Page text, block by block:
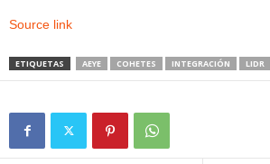
Source link
ETIQUETAS AEYE COHETES INTEGRACIÓN LIDR